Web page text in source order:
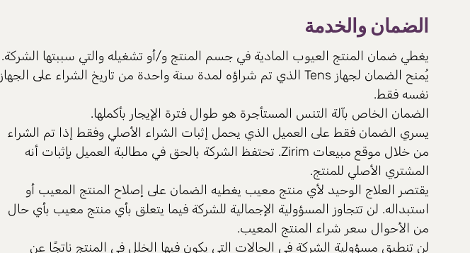
الضمان والخدمة
يغطي ضمان المنتج العيوب المادية في جسم المنتج و/أو تشغيله والتي سببتها الشركة.
يُمنح الضمان لجهاز Tens الذي تم شراؤه لمدة سنة واحدة من تاريخ الشراء على الجهاز
نفسه فقط.
الضمان الخاص بآلة التنس المستأجرة هو طوال فترة الإيجار بأكملها.
يسري الضمان فقط على العميل الذي يحمل إثبات الشراء الأصلي وفقط إذا تم الشراء
من خلال موقع مبيعات Zirim. تحتفظ الشركة بالحق في مطالبة العميل بإثبات أنه
المشتري الأصلي للمنتج.
يقتصر العلاج الوحيد لأي منتج معيب يغطيه الضمان على إصلاح المنتج المعيب أو
استبداله. لن تتجاوز المسؤولية الإجمالية للشركة فيما يتعلق بأي منتج معيب بأي حال
من الأحوال سعر شراء المنتج المعيب.
لن تنطبق مسؤولية الشركة في الحالات التي يكون فيها الخلل في المنتج ناتجًا عن